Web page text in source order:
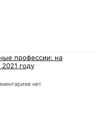
профессии: на
2021 году
нет